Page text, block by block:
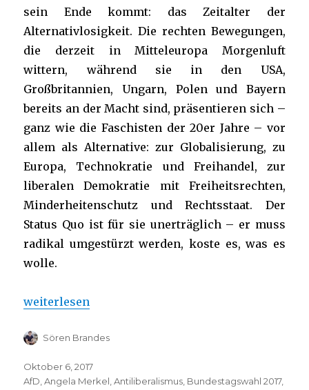
sein Ende kommt: das Zeitalter der
Alternativlosigkeit. Die rechten Bewegungen,
die derzeit in Mitteleuropa Morgenluft
wittern, während sie in den USA,
Großbritannien, Ungarn, Polen und Bayern
bereits an der Macht sind, präsentieren sich –
ganz wie die Faschisten der 20er Jahre – vor
allem als Alternative: zur Globalisierung, zu
Europa, Technokratie und Freihandel, zur
liberalen Demokratie mit Freiheitsrechten,
Minderheitenschutz und Rechtsstaat. Der
Status Quo ist für sie unerträglich – er muss
radikal umgestürzt werden, koste es, was es
wolle.
„Die Alternative für Europa“
weiterlesen
Sören Brandes
Oktober 6, 2017
AfD ,Angela Merkel ,Antiliberalismus Bundestagswahl 2017,